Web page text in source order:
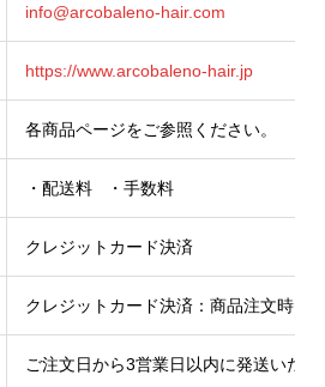
info@arcobaleno-hair.com
https://www.arcobaleno-hair.jp
各商品ページをご参照ください。
・配送料 ・手数料
クレジットカード決済
クレジットカード決済：商品注文時に
ご注文日から3営業日以内に発送いたし